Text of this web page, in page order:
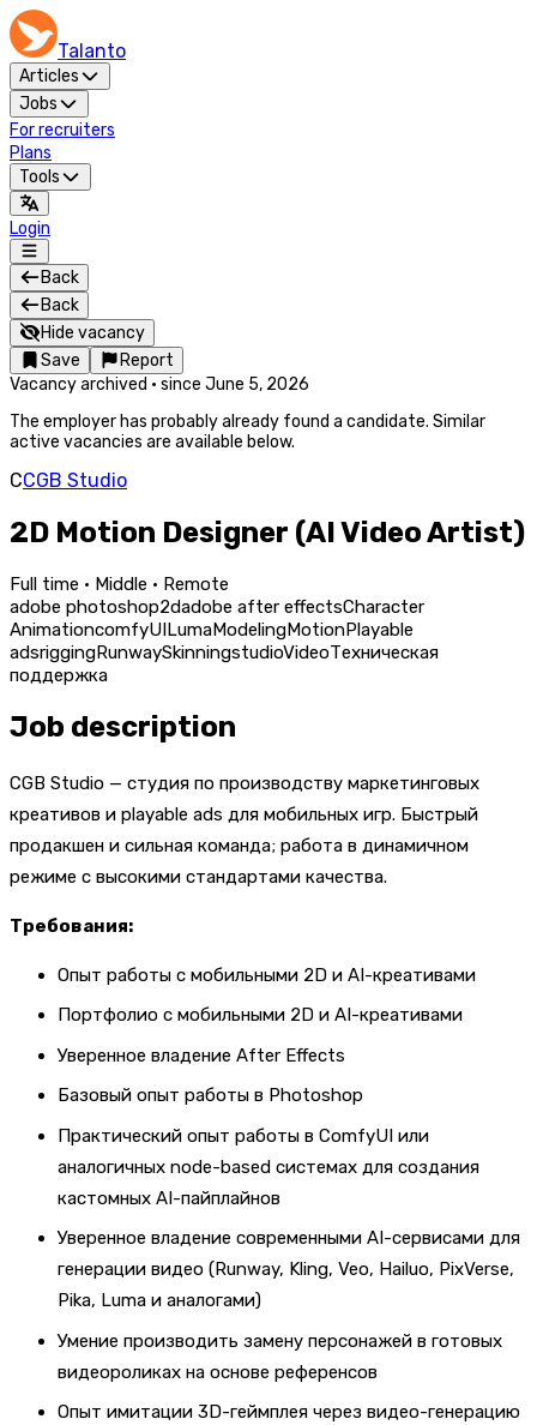
Talanto
Articles
Jobs
For recruiters
Plans
Tools
Login
Back
Back
Hide vacancy
Save
Report
Vacancy archived · since June 5, 2026
The employer has probably already found a candidate. Similar
active vacancies are available below.
CCGB Studio
2D Motion Designer (AI Video Artist)
Full time · Middle · Remote
adobe photoshop2dadobe after effectsCharacter
AnimationcomfyUILumaModelingMotionPlayable
adsriggingRunwaySkinningstudioVideoТехническая
поддержка
Job description
CGB Studio — студия по производству маркетинговых
креативов и playable ads для мобильных игр. Быстрый
продакшен и сильная команда; работа в динамичном
режиме с высокими стандартами качества.
Требования:
Опыт работы с мобильными 2D и AI-креативами
Портфолио с мобильными 2D и AI-креативами
Уверенное владение After Effects
Базовый опыт работы в Photoshop
Практический опыт работы в ComfyUI или
аналогичных node-based системах для создания
кастомных AI-пайплайнов
Уверенное владение современными AI-сервисами для
генерации видео (Runway, Kling, Veo, Hailuo, PixVerse,
Pika, Luma и аналогами)
Умение производить замену персонажей в готовых
видеороликах на основе референсов
Опыт имитации 3D-геймплея через видео-генерацию